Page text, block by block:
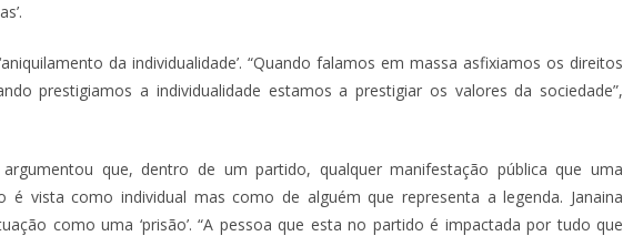
da individualidade’. “Quando falamos em massa asfixiamos os direitos
prestigiamos a individualidade estamos a prestigiar os valores da sociedade”,
que, dentro de um partido, qualquer manifestação pública que uma
é vista como individual mas como de alguém que representa a legenda. Janaina
como uma ‘prisão’. “A pessoa que esta no partido é impactada por tudo que